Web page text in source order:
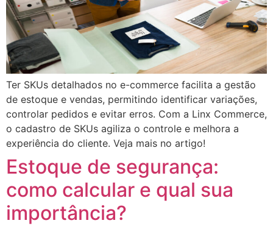
Ter SKUs detalhados no e-commerce facilita a gestão
de estoque e vendas, permitindo identificar variações,
controlar pedidos e evitar erros. Com a Linx Commerce,
o cadastro de SKUs agiliza o controle e melhora a
experiência do cliente. Veja mais no artigo!
Estoque de segurança:
como calcular e qual sua
importância?